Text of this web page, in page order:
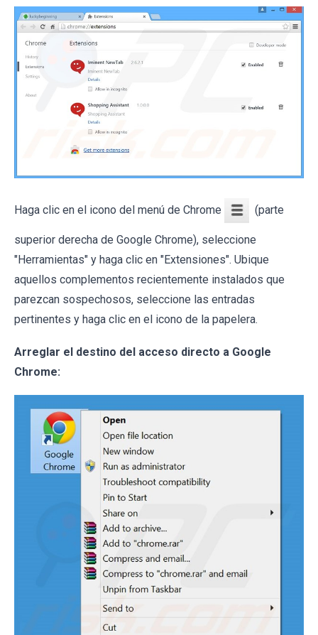
Haga clic en el icono del menú de Chrome (parte
superior derecha de Google Chrome), seleccione
"Herramientas" y haga clic en "Extensiones". Ubique
aquellos complementos recientemente instalados que
parezcan sospechosos, seleccione las entradas
pertinentes y haga clic en el icono de la papelera.
Arreglar el destino del acceso directo a Google
Chrome: